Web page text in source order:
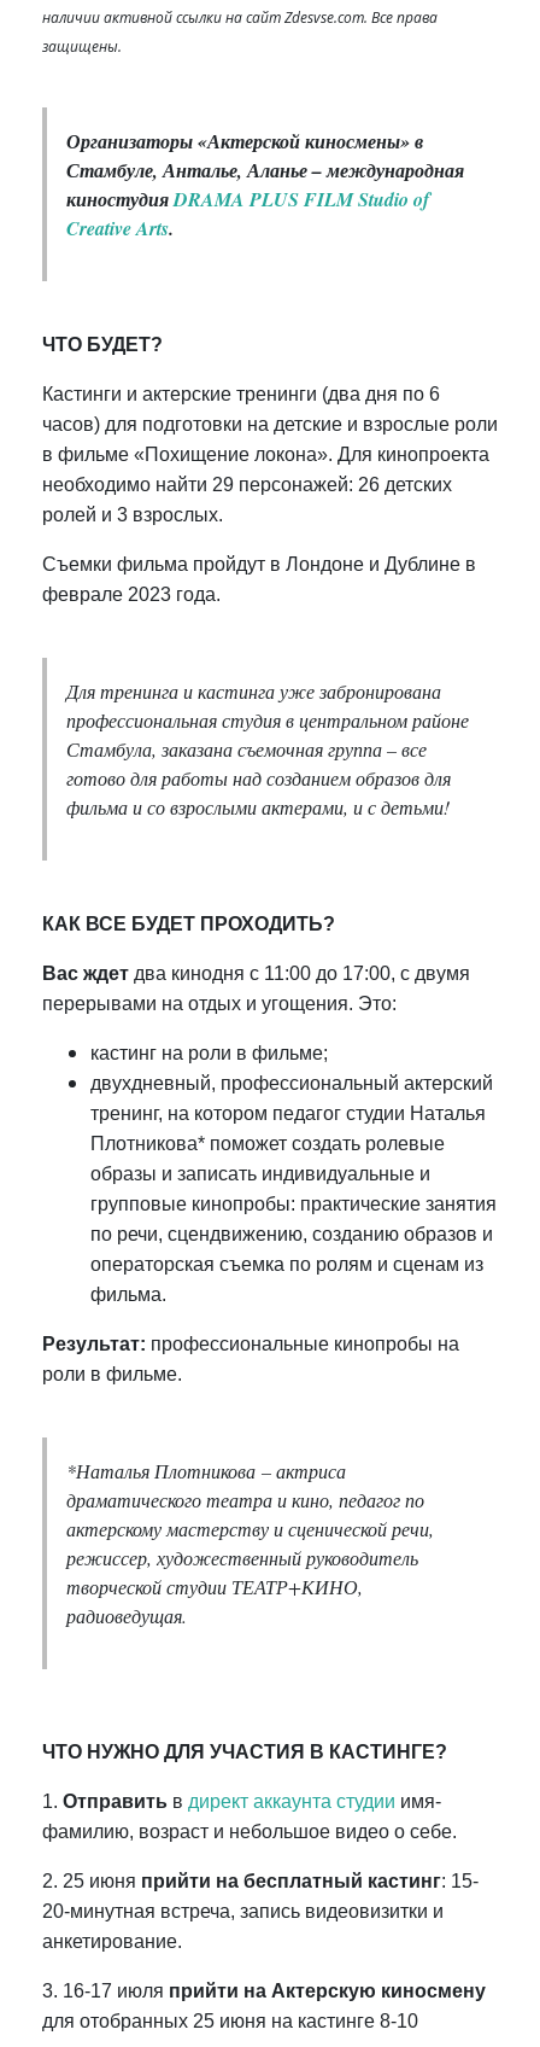
наличии активной ссылки на сайт Zdesvse.com. Все права
защищены.
Организаторы «Актерской киносмены» в
Стамбуле, Анталье, Аланье – международная
киностудияDRAMA PLUS FILM Studio of
Creative Arts.
ЧТО БУДЕТ?
Кастинги и актерские тренинги (два дня по 6
часов) для подготовки на детские и взрослые роли
в фильме «Похищение локона». Для кинопроекта
необходимо найти 29 персонажей: 26 детских
ролей и 3 взрослых.
Съемки фильма пройдут в Лондоне и Дублине в
феврале 2023 года.
Для тренинга и кастинга уже забронирована
профессиональная студия в центральном районе
Стамбула, заказана съемочная группа – все
готово для работы над созданием образов для
фильма и со взрослыми актерами, и с детьми!
КАК ВСЕ БУДЕТ ПРОХОДИТЬ?
Вас ждет два кинодня с 11:00 до 17:00, с двумя
перерывами на отдых и угощения. Это:
кастинг на роли в фильме;
двухдневный, профессиональный актерский
тренинг, на котором педагог студии Наталья
Плотникова* поможет создать ролевые
образы и записать индивидуальные и
групповые кинопробы: практические занятия
по речи, сцендвижению, созданию образов и
операторская съемка по ролям и сценам из
фильма.
Результат: профессиональные кинопробы на
роли в фильме.
*Наталья Плотникова – актриса
драматического театра и кино, педагог по
актерскому мастерству и сценической речи,
режиссер, художественный руководитель
творческой студии ТЕАТР+КИНО,
радиоведущая.
ЧТО НУЖНО ДЛЯ УЧАСТИЯ В КАСТИНГЕ?
1. Отправить в директ аккаунта студии имя-
фамилию, возраст и небольшое видео о себе.
2. 25 июня прийти на бесплатный кастинг: 15-
20-минутная встреча, запись видеовизитки и
анкетирование.
3. 16-17 июля прийти на Актерскую киносмену
для отобранных 25 июня на кастинге 8-10